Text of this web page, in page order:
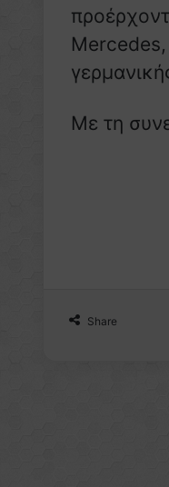
Με τη
Share